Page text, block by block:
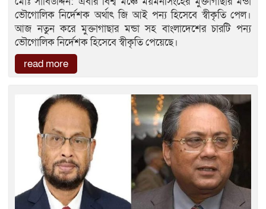
ভৌগোলিক নির্দেশক অর্থাৎ জি আই পন্য হিসেবে স্বীকৃতি পেল।
আজ নতুন করে মুক্তাগাছার মন্ডা সহ বাংলাদেশের চারটি পন্য
ভৌগোলিক নির্দেশক হিসেবে স্বীকৃতি পেয়েছে।
read more